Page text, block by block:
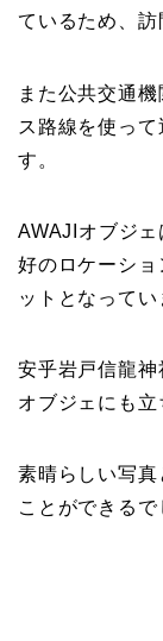
ているため、訪
また公共交通
ス路線を使っ
す。
AWAJIオブジ
好のロケーシ
ットとなってい
安乎岩戸信龍
オブジェにも立
素晴らしい写真
ことができるで